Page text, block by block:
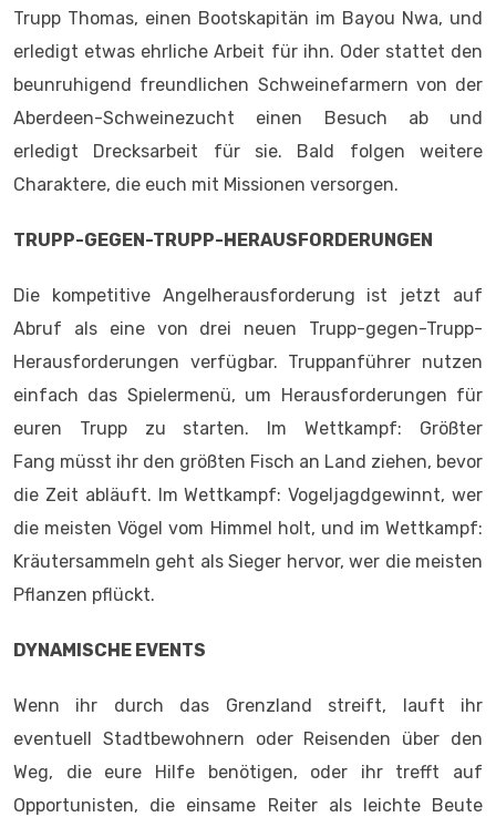
Trupp Thomas, einen Bootskapitän im Bayou Nwa, und
erledigt etwas ehrliche Arbeit für ihn. Oder stattet den
beunruhigend freundlichen Schweinefarmern von der
Aberdeen-Schweinezucht einen Besuch ab und
erledigt Drecksarbeit für sie. Bald folgen weitere
Charaktere, die euch mit Missionen versorgen.
TRUPP-GEGEN-TRUPP-HERAUSFORDERUNGEN
Die kompetitive Angelherausforderung ist jetzt auf
Abruf als eine von drei neuen Trupp-gegen-Trupp-
Herausforderungen verfügbar. Truppanführer nutzen
einfach das Spielermenü, um Herausforderungen für
euren Trupp zu starten. Im Wettkampf: Größter
Fang müsst ihr den größten Fisch an Land ziehen, bevor
die Zeit abläuft. Im Wettkampf: Vogeljagdgewinnt, wer
die meisten Vögel vom Himmel holt, und im Wettkampf:
Kräutersammeln geht als Sieger hervor, wer die meisten
Pflanzen pflückt.
DYNAMISCHE EVENTS
Wenn ihr durch das Grenzland streift, lauft ihr
eventuell Stadtbewohnern oder Reisenden über den
Weg, die eure Hilfe benötigen, oder ihr trefft auf
Opportunisten, die einsame Reiter als leichte Beute